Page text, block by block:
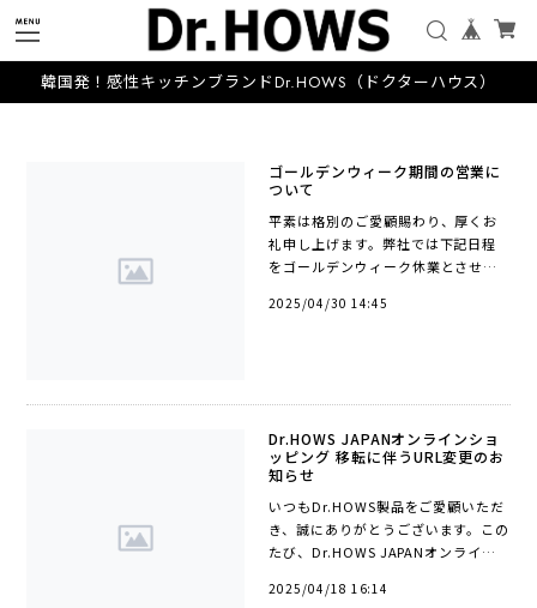
韓国発！感性キッチンブランドDr.HOWS（ドクターハウス）
ゴールデンウィーク期間の営業に
ついて
平素は格別のご愛顧賜わり、厚くお
礼申し上げます。弊社では下記日程
をゴールデンウィーク休業とさせて
休暇期間2025年5月3日(土)～5月6日
2025/04/30 14:45
Dr.HOWS JAPANオンラインショ
ッピング 移転に伴うURL変更のお
知らせ
いつもDr.HOWS製品をご愛顧いただ
き、誠にありがとうございます。この
たび、Dr.HOWS JAPANオンライン
ト統合に伴い、URLを以下の通り変
2025/04/18 16:14